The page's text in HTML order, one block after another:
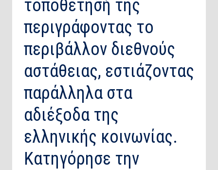
τοποθέτησή της
περιγράφοντας το
περιβάλλον διεθνούς
αστάθειας, εστιάζοντας
παράλληλα στα
αδιέξοδα της
ελληνικής κοινωνίας.
Κατηγόρησε την